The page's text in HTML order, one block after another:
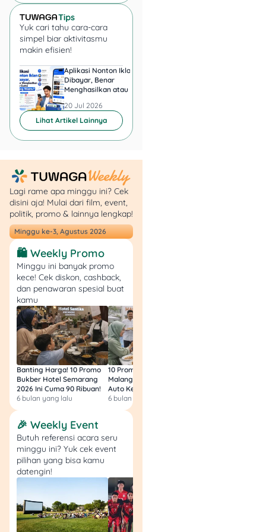
penerima manfaat.
Sedangkan yang baru ada
18,7 juta keluarga penerima
manfaat,” kata Saifullah
dalam konferensi pers di
kantornya, Jakarta, Jumat
(7/11/2025).
Jenis Bansos yang Cair
November–Desember
Dari total 8 bansos secara
keseluruhan, pemerintah
menyalurkan 4 bansos
reguler di triwulan IV
(Oktober–Desember) 2025.
Berikut bansos yang cair
November-Desember 2025:
Program
Bansos
Periode
Pencairan
PKH
Okt–Des
2025
BPNT
Okt–Des
2025
Yuk cari tahu cara-cara
simpel biar aktivitasmu
makin efisien!
Aplikasi Nonton Iklan
Dibayar, Benar
Menghasilkan atau Cuma
20 Jul 2026
Lihat Artikel Lainnya
Lagi rame apa minggu ini? Cek
disini aja! Mulai dari film, event,
politik, promo & lainnya lengkap!
Minggu ke-3, Agustus 2026
🛍️ Weekly Promo
Minggu ini banyak promo
kece! Cek diskon, cashback,
dan penawaran spesial buat
kamu
Banting Harga! 10 Promo
Bukber Hotel Semarang
2026 Ini Cuma 90 Ribuan!
6 bulan yang lalu
10 Promo Bukber Hotel
Malang 2026: Start 75rb,
Auto Kenyang!
6 bulan yang lalu
🎉 Weekly Event
Butuh referensi acara seru
minggu ini? Yuk cek event
pilihan yang bisa kamu
datengin!